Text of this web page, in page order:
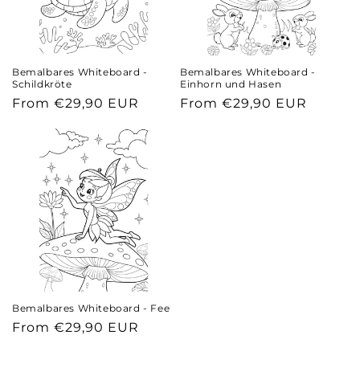
Bemalbares Whiteboard -
Schildkröte
Regular
From €29,90 EUR
Bemalbares Whiteboard -
Einhorn und Hasen
Regular
From €29,90 EUR
Bemalbares Whiteboard - Fee
Regular
From €29,90 EUR